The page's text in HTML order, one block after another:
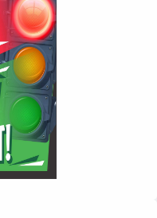
меры социальной
психологическую
Ленинградской